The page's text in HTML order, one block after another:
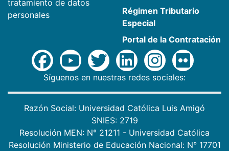
tratamiento de datos
personales
Régimen Tributario
Especial
Portal de la Contratación
Síguenos en nuestras redes sociales:
Razón Social: Universidad Católica Luis Amigó
SNIES: 2719
Resolución MEN: N° 21211 - Universidad Católica
Resolución Ministerio de Educación Nacional: N° 17701